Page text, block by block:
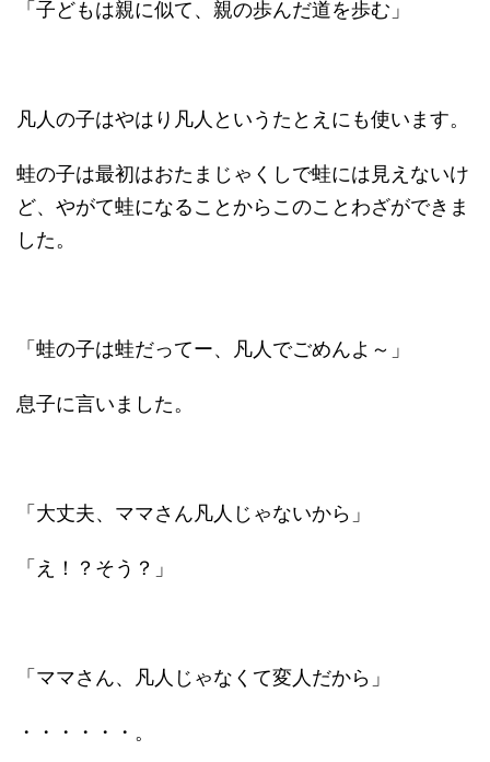
「子どもは親に似て、親の歩んだ道を歩む」
凡人の子はやはり凡人というたとえにも使います。
蛙の子は最初はおたまじゃくしで蛙には見えないけ
ど、やがて蛙になることからこのことわざができま
した。
「蛙の子は蛙だってー、凡人でごめんよ～」
息子に言いました。
「大丈夫、ママさん凡人じゃないから」
「え！？そう？」
「ママさん、凡人じゃなくて変人だから」
・・・・・・。